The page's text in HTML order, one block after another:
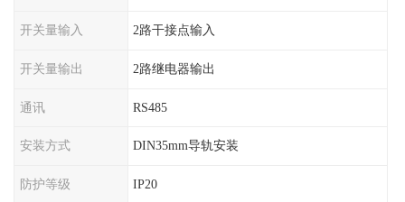
开关量输入 2路干接点输入
开关量输出 2路继电器输出
通讯 RS485
安装方式 DIN35mm导轨安装
防护等级 IP20